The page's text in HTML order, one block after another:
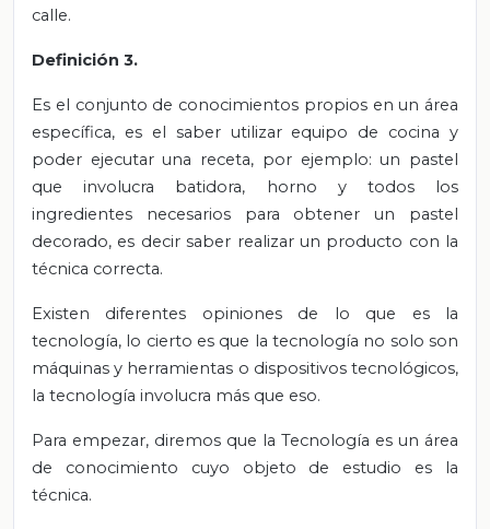
calle.
Definición 3.
Es el conjunto de conocimientos propios en un área
específica, es el saber utilizar equipo de cocina y
poder ejecutar una receta, por ejemplo: un pastel
que involucra batidora, horno y todos los
ingredientes necesarios para obtener un pastel
decorado, es decir saber realizar un producto con la
técnica correcta.
Existen diferentes opiniones de lo que es la
tecnología, lo cierto es que la tecnología no solo son
máquinas y herramientas o dispositivos tecnológicos,
la tecnología involucra más que eso.
Para empezar, diremos que la Tecnología es un área
de conocimiento cuyo objeto de estudio es la
técnica.